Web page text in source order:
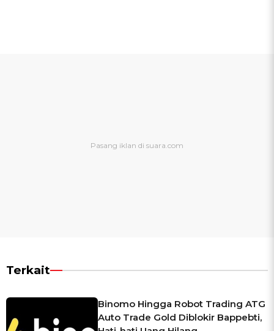
Terkait
Binomo Hingga Robot Trading ATG
Auto Trade Gold Diblokir Bappebti,